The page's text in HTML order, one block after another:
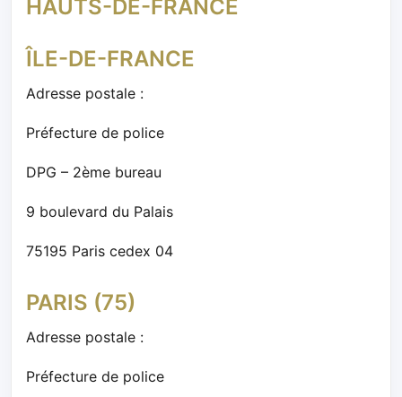
HAUTS-DE-FRANCE
ÎLE-DE-FRANCE
Adresse postale :
Préfecture de police
DPG – 2ème bureau
9 boulevard du Palais
75195 Paris cedex 04
PARIS (75)
Adresse postale :
Préfecture de police